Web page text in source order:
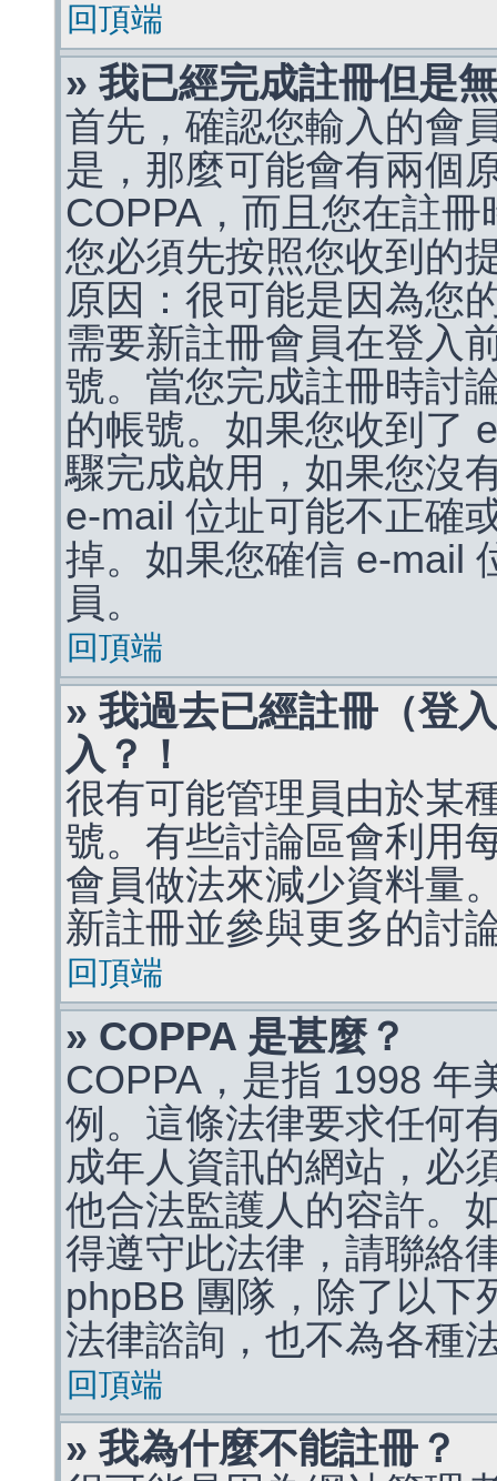
回頂端
» 我已經完成註冊但是
首先，確認您輸入的會
是，那麼可能會有兩個
COPPA，而且您在註
您必須先按照您收到的
原因：很可能是因為您
需要新註冊會員在登入
號。當您完成註冊時討
的帳號。如果您收到了
驟完成啟用，如果您沒
e-mail 位址可能不正確
掉。如果您確信 e-mail
員。
回頂端
» 我過去已經註冊（登
入？！
很有可能管理員由於某
號。有些討論區會利用
會員做法來減少資料量
新註冊並參與更多的討
回頂端
» COPPA 是甚麼？
COPPA，是指 1998 年
例。這條法律要求任何
成年人資訊的網站，必
他合法監護人的容許。
得遵守此法律，請聯絡
phpBB 團隊，除了以下
法律諮詢，也不為各種
回頂端
» 我為什麼不能註冊？